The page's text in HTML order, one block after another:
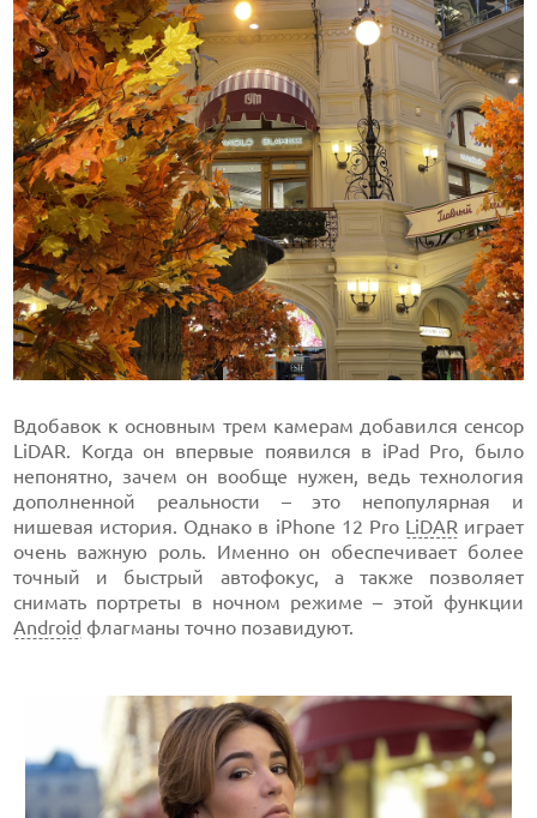
Вдобавок к основным трем камерам добавился сенсор
LiDAR. Когда он впервые появился в iPad Pro, было
непонятно, зачем он вообще нужен, ведь технология
дополненной реальности – это непопулярная и
нишевая история. Однако в iPhone 12 Pro LiDAR играет
очень важную роль. Именно он обеспечивает более
точный и быстрый автофокус, а также позволяет
снимать портреты в ночном режиме – этой функции
Android флагманы точно позавидуют.